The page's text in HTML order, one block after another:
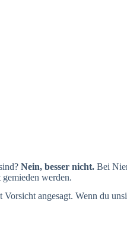
Nein, besser nicht. Bei
werden.
angesagt. Wenn du